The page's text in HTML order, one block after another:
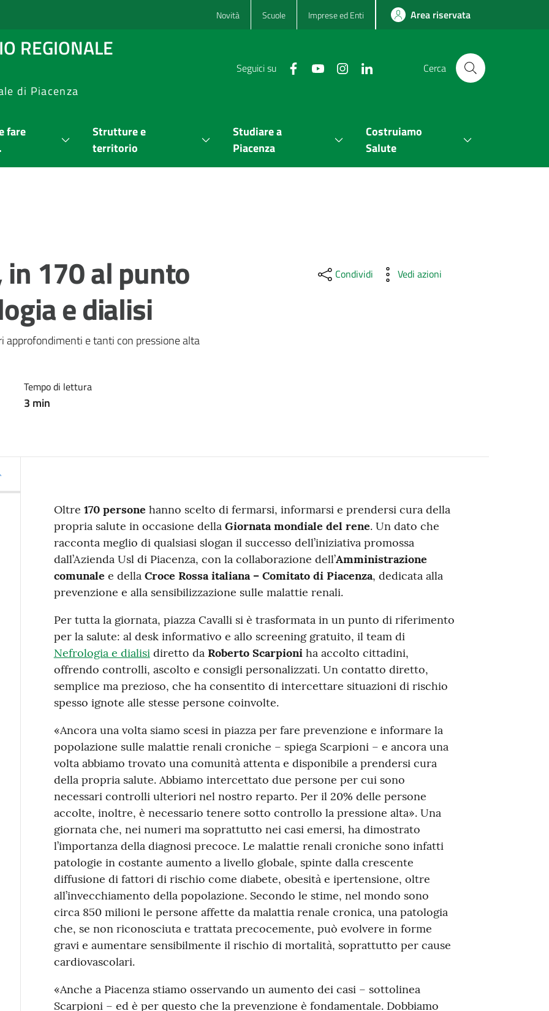
Novità Scuole Imprese ed Enti Area riservata
REGIONALE
di Piacenza
Seguici su Cerca
fare
Strutture e
territorio
Studiare a
Piacenza
Costruiamo
Salute
in 170 al punto
e dialisi
approfondimenti e tanti con pressione alta
Tempo di lettura
3 min
Condividi Vedi azioni
Oltre 170 persone hanno scelto di fermarsi, informarsi e prendersi cura della
propria salute in occasione della Giornata mondiale del rene. Un dato che
racconta meglio di qualsiasi slogan il successo dell’iniziativa promossa
dall’Azienda Usl di Piacenza, con la collaborazione dell’Amministrazione
comunale e della Croce Rossa italiana – Comitato di Piacenza, dedicata alla
prevenzione e alla sensibilizzazione sulle malattie renali.
Per tutta la giornata, piazza Cavalli si è trasformata in un punto di riferimento
per la salute: al desk informativo e allo screening gratuito, il team di
Nefrologia e dialisidiretto da Roberto Scarpioniha accolto cittadini,
offrendo controlli, ascolto e consigli personalizzati. Un contatto diretto,
semplice ma prezioso, che ha consentito di intercettare situazioni di rischio
spesso ignote alle stesse persone coinvolte.
«Ancora una volta siamo scesi in piazza per fare prevenzione e informare la
popolazione sulle malattie renali croniche – spiega Scarpioni – e ancora una
volta abbiamo trovato una comunità attenta e disponibile a prendersi cura
della propria salute. Abbiamo intercettato due persone per cui sono
necessari controlli ulteriori nel nostro reparto. Per il 20% delle persone
accolte, inoltre, è necessario tenere sotto controllo la pressione alta». Una
giornata che, nei numeri ma soprattutto nei casi emersi, ha dimostrato
l’importanza della diagnosi precoce. Le malattie renali croniche sono infatti
patologie in costante aumento a livello globale, spinte dalla crescente
diffusione di fattori di rischio come diabete, obesità e ipertensione, oltre
all’invecchiamento della popolazione. Secondo le stime, nel mondo sono
circa 850 milioni le persone affette da malattia renale cronica, una patologia
che, se non riconosciuta e trattata precocemente, può evolvere in forme
gravi e aumentare sensibilmente il rischio di mortalità, soprattutto per cause
cardiovascolari.
«Anche a Piacenza stiamo osservando un aumento dei casi – sottolinea
Scarpioni – ed è per questo che la prevenzione è fondamentale. Dobbiamo